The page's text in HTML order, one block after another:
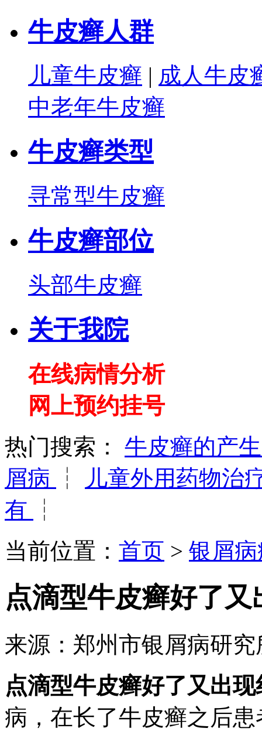
牛皮癣人群
儿童牛皮癣 | 成人牛皮
中老年牛皮癣
牛皮癣类型
寻常型牛皮癣
牛皮癣部位
头部牛皮癣
关于我院
在线病情分析
网上预约挂号
热门搜索：
牛皮癣的产
屑病
┆
儿童外用药物治
有
┆
当前位置： 首页 > 银屑
点滴型牛皮癣好了又
来源：郑州市银屑病研
点滴型牛皮癣好了又出现
病，在长了牛皮癣之后